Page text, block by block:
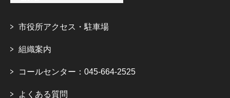
市役所アクセス・駐車場
組織案内
コールセンター：045-664-2525
よくある質問